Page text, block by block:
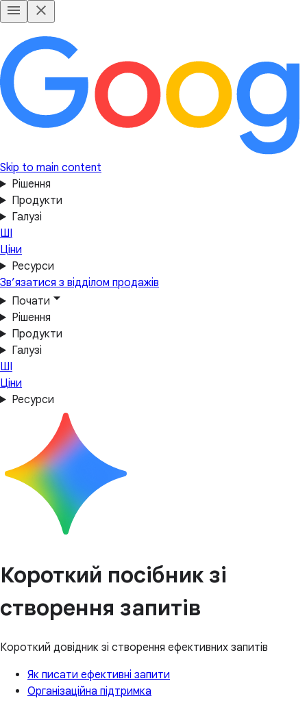
Skip to main content
Рішення
Продукти
Галузі
ШІ
Ціни
Ресурси
Зв’язатися з відділом продажів
Почати
Рішення
Продукти
Галузі
ШІ
Ціни
Ресурси
Короткий посібник зі
створення запитів
Короткий довідник зі створення ефективних запитів
Як писати ефективні запити
Організаційна підтримка